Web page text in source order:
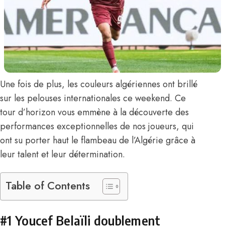
Une fois de plus, les couleurs algériennes ont brillé
sur les pelouses internationales ce weekend. Ce
tour d’horizon vous emmène à la découverte des
performances exceptionnelles de nos joueurs, qui
ont su porter haut le flambeau de l’Algérie grâce à
leur talent et leur détermination.
Table of Contents
#1 Youcef Belaïli doublement